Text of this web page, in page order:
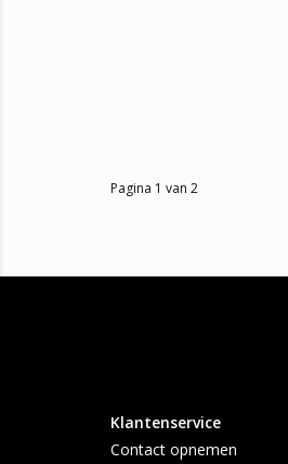
Pagina 1 van 2
Klantenservice
Contact opnemen